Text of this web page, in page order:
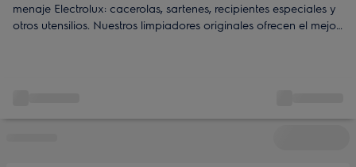
menaje Electrolux: cacerolas, sartenes, recipientes especiales y
otros utensilios. Nuestros limpiadores originales ofrecen el mejor